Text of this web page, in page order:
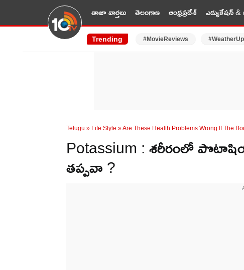
తాజా వార్తలు తెలంగాణ ఆంధ్రప్రదేశ్ ఎడ్యుకేషన్
Trending #MovieReviews
Telugu » Life Style »Are These Health Problems Wrong If The
Potassium : శరీరంలో
తప్పవా ?